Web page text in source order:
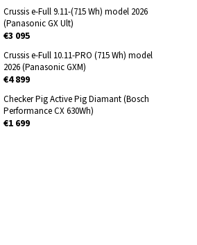
Crussis e-Full 9.11-(715 Wh) model 2026
(Panasonic GX Ult)
€3 095
Crussis e-Full 10.11-PRO (715 Wh) model
2026 (Panasonic GXM)
€4 899
Checker Pig Active Pig Diamant (Bosch
Performance CX 630Wh)
€1 699